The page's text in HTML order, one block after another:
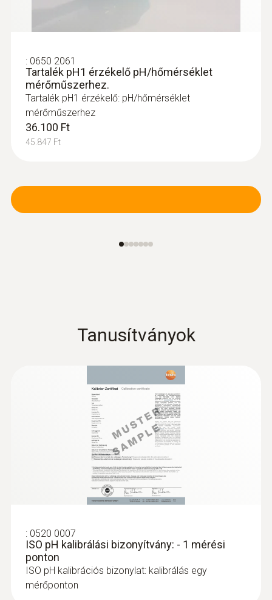
gyógyszeriparban.
Beépített hőmérsékleti érzékelővel két
paraméter egyidejű mérésére
Gondozásmentes elektrolit géllel
1, 2 vagy 3 pontos kalibrálható
: 0650 2061
Tartalék pH1 érzékelő pH/hőmérséklet
mérőműszerhez.
Tartalék pH1 érzékelő: pH/hőmérséklet
mérőműszerhez
36.100 Ft
45.847 Ft
Tanusítványok
: 0520 0007
ISO pH kalibrálási bizonyítvány: - 1 mérési
ponton
ISO pH kalibrációs bizonylat: kalibrálás egy
mérőponton